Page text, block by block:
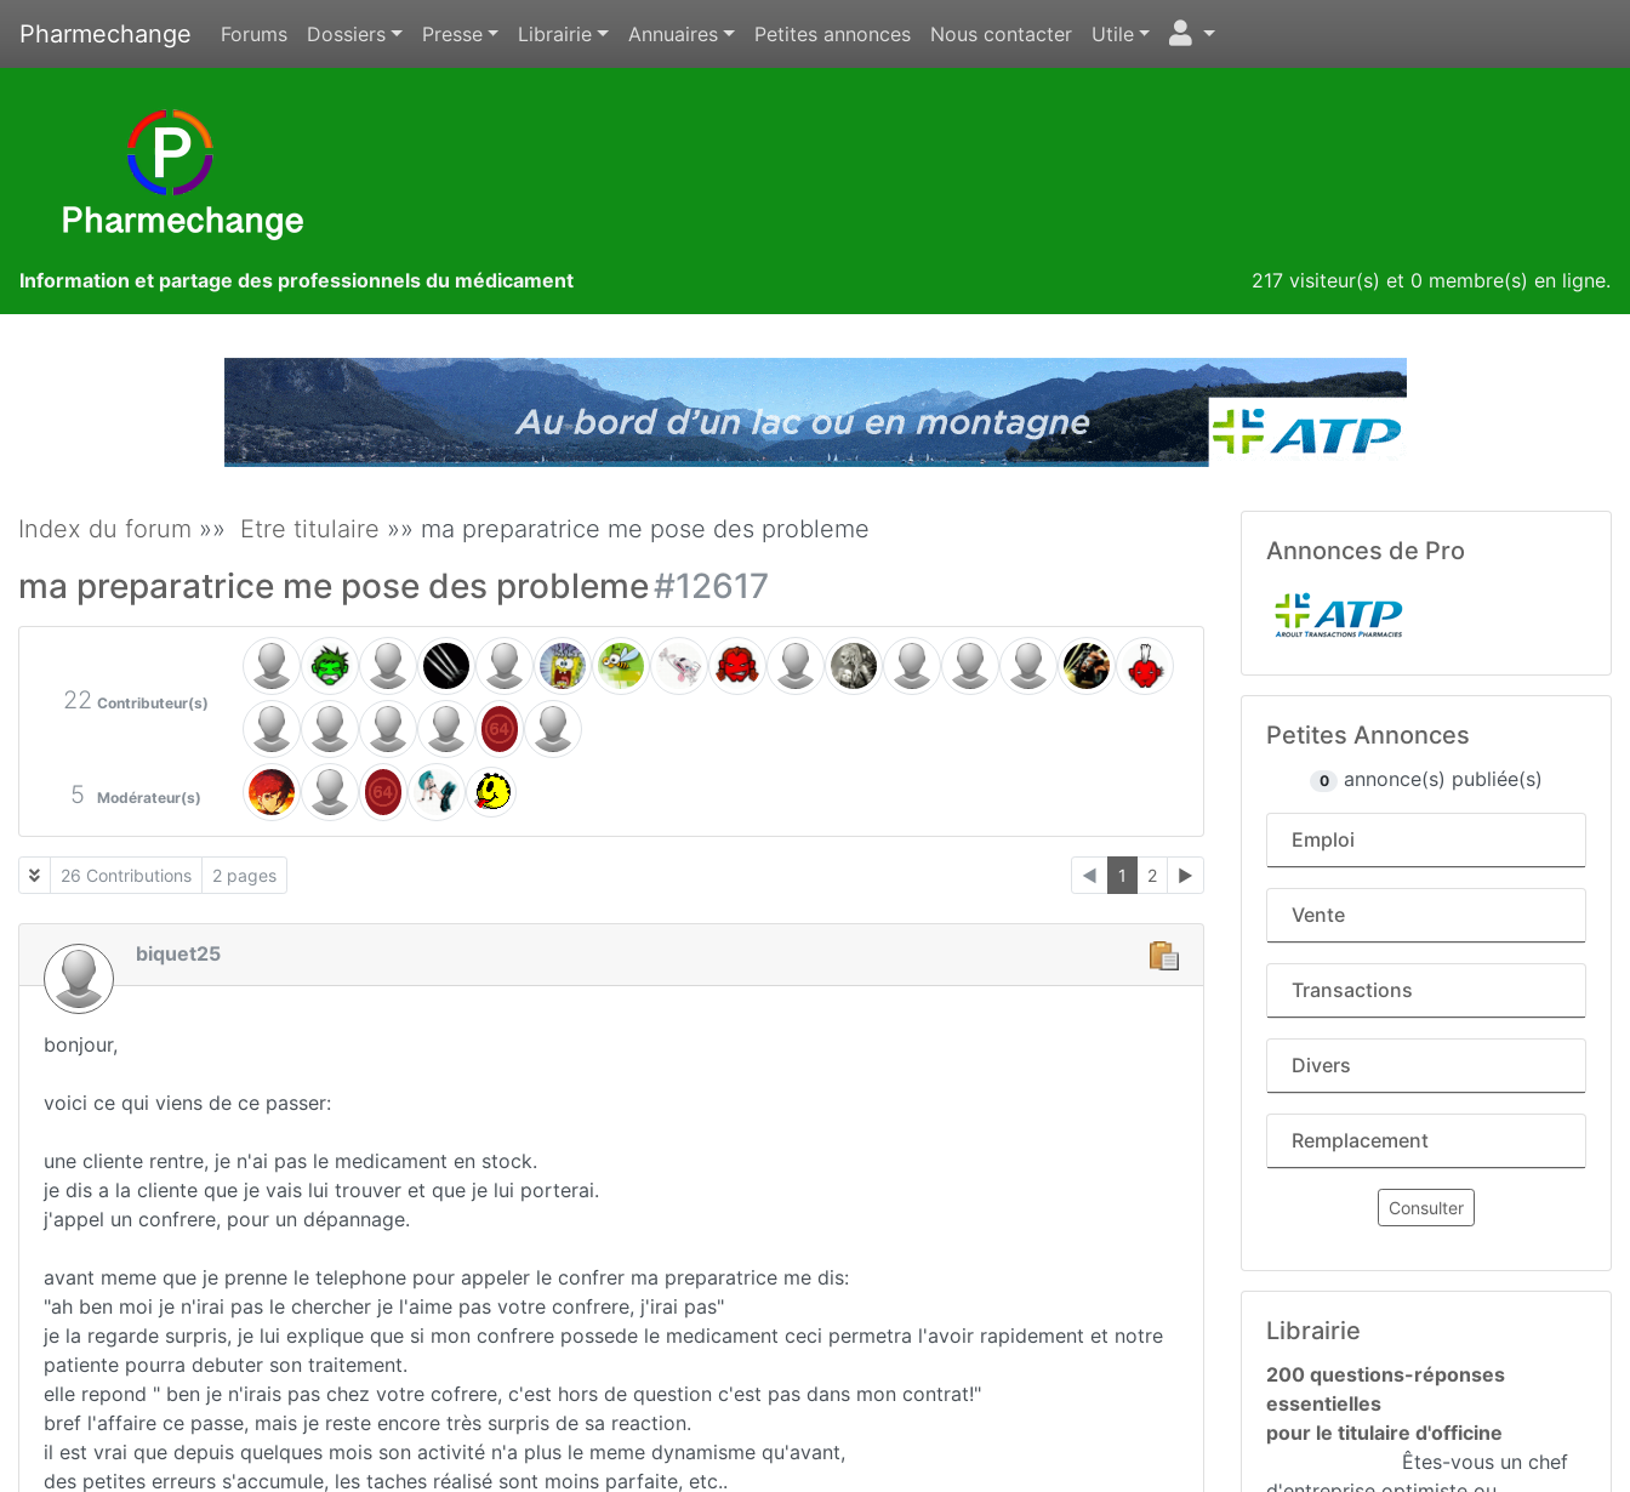
Pharmechange Forums Dossiers Presse Librairie Annuaires Petites annonces Nous contacter Utile
Information et partage des professionnels du médicament 217 visiteur(s) et 0 membre(s) en ligne.
Index du forum »» Etre titulaire »» ma preparatrice me pose des probleme
ma preparatrice me pose des probleme#12617
22 Contributeur(s)
5 Modérateur(s)
26 Contributions 2 pages ◄ 1 2 ►
biquet25
bonjour,
voici ce qui viens de ce passer:
une cliente rentre, je n'ai pas le medicament en stock.
je dis a la cliente que je vais lui trouver et que je lui porterai.
j'appel un confrere, pour un dépannage.
avant meme que je prenne le telephone pour appeler le confrer ma preparatrice me dis:
"ah ben moi je n'irai pas le chercher je l'aime pas votre confrere, j'irai pas"
je la regarde surpris, je lui explique que si mon confrere possede le medicament ceci permetra l'avoir rapidement et notre
patiente pourra debuter son traitement.
elle repond " ben je n'irais pas chez votre cofrere, c'est hors de question c'est pas dans mon contrat!"
bref l'affaire ce passe, mais je reste encore très surpris de sa reaction.
il est vrai que depuis quelques mois son activité n'a plus le meme dynamisme qu'avant,
des petites erreurs s'accumule, les taches réalisé sont moins parfaite, etc..
Annonces de Pro
Petites Annonces
0 annonce(s) publiée(s)
Emploi
Vente
Transactions
Divers
Remplacement
Consulter
Librairie
200 questions-réponses
essentielles
pour le titulaire d'officine
Êtes-vous un chef